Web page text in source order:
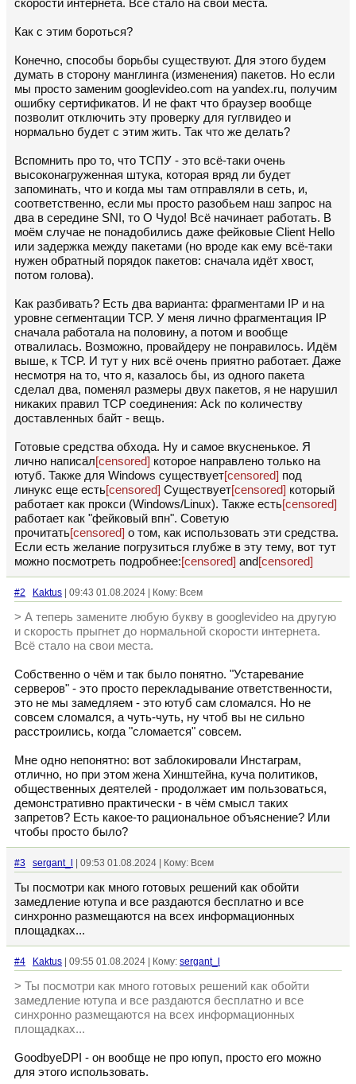
скорости интернета. Всё стало на свои места.
Как с этим бороться?
Конечно, способы борьбы существуют. Для этого будем
думать в сторону манглинга (изменения) пакетов. Но если
мы просто заменим googlevideo.com на yandex.ru, получим
ошибку сертификатов. И не факт что браузер вообще
позволит отключить эту проверку для гуглвидео и
нормально будет с этим жить. Так что же делать?
Вспомнить про то, что ТСПУ - это всё-таки очень
высоконагруженная штука, которая вряд ли будет
запоминать, что и когда мы там отправляли в сеть, и,
соответственно, если мы просто разобьем наш запрос на
два в середине SNI, то О Чудо! Всё начинает работать. В
моём случае не понадобились даже фейковые Client Hello
или задержка между пакетами (но вроде как ему всё-таки
нужен обратный порядок пакетов: сначала идёт хвост,
потом голова).
Как разбивать? Есть два варианта: фрагментами IP и на
уровне сегментации TCP. У меня лично фрагментация IP
сначала работала на половину, а потом и вообще
отвалилась. Возможно, провайдеру не понравилось. Идём
выше, к TCP. И тут у них всё очень приятно работает. Даже
несмотря на то, что я, казалось бы, из одного пакета
сделал два, поменял размеры двух пакетов, я не нарушил
никаких правил TCP соединения: Ack по количеству
доставленных байт - вещь.
Готовые средства обхода. Ну и самое вкусненькое. Я
лично написал[censored] которое направлено только на
ютуб. Также для Windows существует[censored] под
линукс еще есть[censored] Существует[censored] который
работает как прокси (Windows/Linux). Также есть[censored]
работает как "фейковый впн". Советую
прочитать[censored] о том, как использовать эти средства.
Если есть желание погрузиться глубже в эту тему, вот тут
можно посмотреть подробнее:[censored] and [censored]
#2 Kaktus | 09:43 01.08.2024 | Кому: Всем
> А теперь замените любую букву в googlevideo на другую
и скорость прыгнет до нормальной скорости интернета.
Всё стало на свои места.
Собственно о чём и так было понятно. "Устаревание
серверов" - это просто перекладывание ответственности,
это не мы замедляем - это ютуб сам сломался. Но не
совсем сломался, а чуть-чуть, ну чтоб вы не сильно
расстроились, когда "сломается" совсем.
Мне одно непонятно: вот заблокировали Инстаграм,
отлично, но при этом жена Хинштейна, куча политиков,
общественных деятелей - продолжает им пользоваться,
демонстративно практически - в чём смысл таких
запретов? Есть какое-то рациональное объяснение? Или
чтобы просто было?
#3 sergant_l | 09:53 01.08.2024 | Кому: Всем
Ты посмотри как много готовых решений как обойти
замедление ютупа и все раздаются бесплатно и все
синхронно размещаются на всех информационных
площадках...
#4 Kaktus | 09:55 01.08.2024 | Кому: sergant_l
> Ты посмотри как много готовых решений как обойти
замедление ютупа и все раздаются бесплатно и все
синхронно размещаются на всех информационных
площадках...
GoodbyeDPI - он вообще не про юпуп, просто его можно
для этого использовать.